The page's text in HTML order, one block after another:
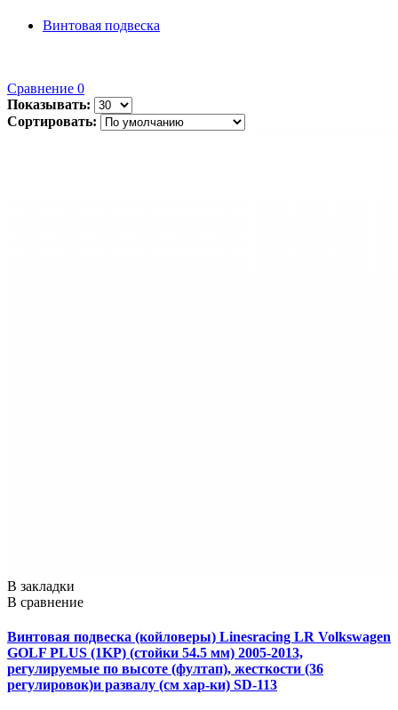
Винтовая подвеска
Сравнение 0
Показывать:
Сортировать:
В закладки
В сравнение
Винтовая подвеска (койловеры) Linesracing LR Volkswagen
GOLF PLUS (1KP) (стойки 54.5 мм) 2005-2013,
регулируемые по высоте (фултап), жесткости (36
регулировок)и развалу (см хар-ки) SD-113